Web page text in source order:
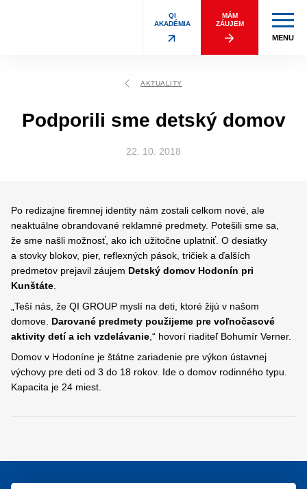
QI
AKADÉMIA
MÁM
ZÁUJEM
MENU
AKTUALITY
Podporili sme detský domov
22. 10. 2018
Po redizajne firemnej identity nám zostali celkom nové, ale
neaktuálne obrandované reklamné predmety. Potešili sme sa,
že sme našli možnosť, ako ich užitočne uplatniť. O desiatky
a stovky blokov, pier, reflexných pások, tričiek a ďalších
predmetov prejavil záujem Detský domov Hodonín pri
Kunštáte
„Teší nás, že QI GROUP myslí na deti, ktoré žijú v našom
domove. Darované predmety použijeme pre voľnočasové
aktivity detí a ich vzdelávanie ,“ hovorí riaditeľ Bohumír Verner.
Domov v Hodoníne je štátne zariadenie pre výkon ústavnej
výchovy pre deti od 3 do 18 rokov. Ide o domov rodinného typu.
Kapacita je 24 miest.